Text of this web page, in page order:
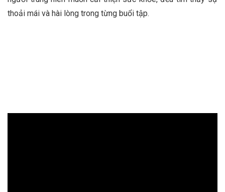
thoải mái và hài lòng trong từng buổi tập.